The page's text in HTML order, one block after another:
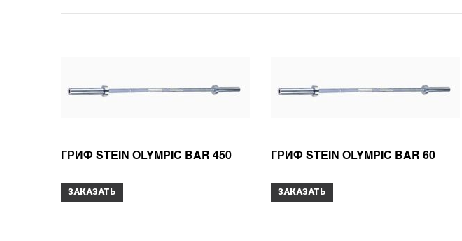
ГРИФ STEIN ОLYMPIC BAR 450
ЗАКАЗАТЬ
ГРИФ STEIN ОLYMPIC BAR 60
ЗАКАЗАТЬ